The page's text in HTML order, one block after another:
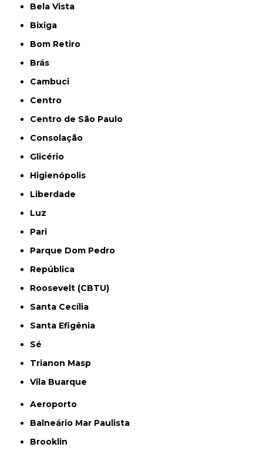
Bela Vista
Bixiga
Bom Retiro
Brás
Cambuci
Centro
Centro de São Paulo
Consolação
Glicério
Higienópolis
Liberdade
Luz
Pari
Parque Dom Pedro
República
Roosevelt (CBTU)
Santa Cecília
Santa Efigênia
Sé
Trianon Masp
Vila Buarque
Aeroporto
Balneário Mar Paulista
Brooklin